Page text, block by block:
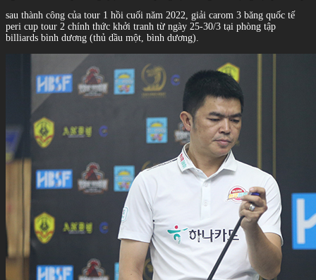
sau thành công của tour 1 hồi cuối năm 2022, giải carom 3 băng quốc tế
peri cup tour 2 chính thức khởi tranh từ ngày 25-30/3 tại phòng tập
billiards bình dương (thủ dầu một, bình dương).